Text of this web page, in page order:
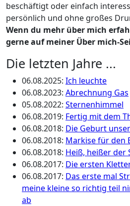
beschäftigt oder einfach
persönlich und ohne großes
Wenn du mehr über mich
gerne auf meiner Über mich-
Die letzten Jahre ...
06.08.2025: Ich leuchte
06.08.2023: Abrechnung Gas
05.08.2022: Sternenhimmel
06.08.2019: Fertig mit dem
06.08.2018: Die Geburt
06.08.2018: Markise für den
06.08.2018: Heiß, heißer der
06.08.2017: Die ersten
06.08.2017: Das erste mal
meine kleine so richtig teil
ab